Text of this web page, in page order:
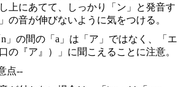
上にあてて、しっかり「ン」と発音す
の音が伸びないように気をつける。
n」の間の「a」は「ア」ではなく、「エ
の『ア』）」に聞こえることに注意。
点--